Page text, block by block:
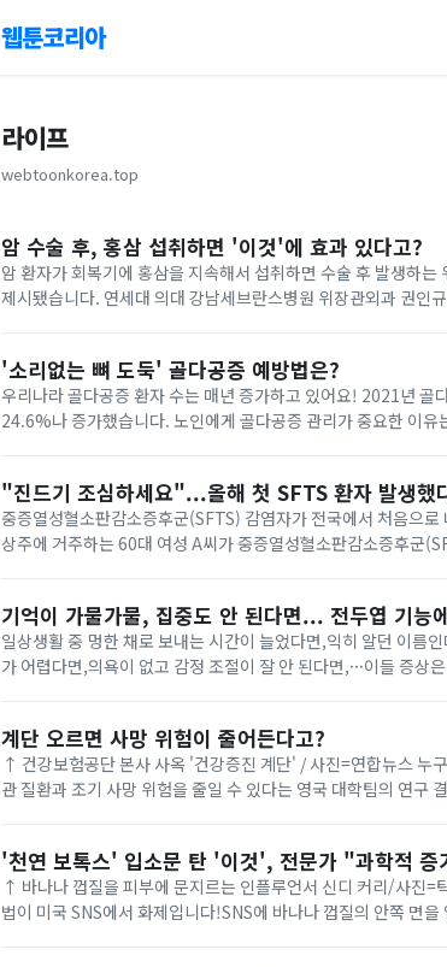
웹툰코리아
라이프
webtoonkorea.top
암 수술 후, 홍삼 섭취하면 '이것'에 효과 있다고?
암 환자가 회복기에 홍삼을 지속해서 섭취하면 수술 후 발생하
제시됐습니다. 연세대 의대 강남세브란스병원 위장관외과 권인규 교수 연구팀은 3일 대구 경북대에서 열린 고려인삼학
'소리없는 뼈 도둑' 골다공증 예방법은?
우리나라 골다공증 환자 수는 매년 증가하고 있어요! 2021년
24.6%나 증가했습니다. 노인에게 골다공증 관리가 중요한 이유는 우선 골절 위험을 높인다는 겁니다!골다공증은 뼈의
"진드기 조심하세요"...올해 첫 SFTS 환자 발생했
중증열성혈소판감소증후군(SFTS) 감염자가 전국에서 처음으로 나왔어요! 출처) 보건복지부 질병관리
상주에 거주하는 60대 여성 A씨가 중증열성혈소판감소증후군
기억이 가물가물, 집중도 안 된다면... 전두엽 기능
일상생활 중 멍한 채로 보내는 시간이 늘었다면,익히 알던 이름
가 어렵다면,의욕이 없고 감정 조절이 잘 안 된다면,···이들 증
계단 오르면 사망 위험이 줄어든다고?
↑ 건강보험공단 본사 사옥 '건강증진 계단' / 사진=연합뉴스 누구나 짧은 시간 쉽게 실천할 수 있는 계단 오르기가 심혈
관 질환과 조기 사망 위험을 줄일 수 있다는 영국 대학팀의 연구
'천연 보톡스' 입소문 탄 '이것', 전문가 "과학적 증
↑ 바나나 껍질을 피부에 문지르는 인플루언서 신디 커리/사진=틱톡 캡처 최근 얼굴에 바나나 껍질을 바
법이 미국 SNS에서 화제입니다!SNS에 바나나 껍질의 안쪽 면